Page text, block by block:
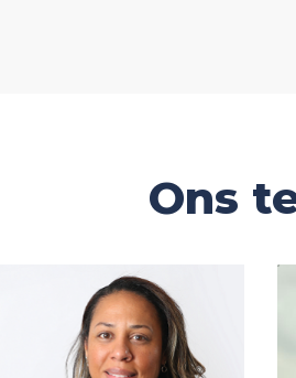
Ons